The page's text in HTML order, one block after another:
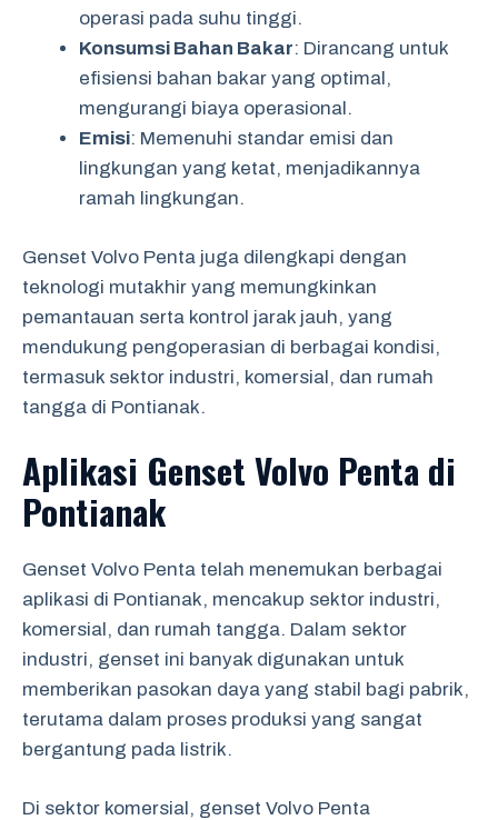
operasi pada suhu tinggi.
Konsumsi Bahan Bakar: Dirancang untuk
efisiensi bahan bakar yang optimal,
mengurangi biaya operasional.
Emisi: Memenuhi standar emisi dan
lingkungan yang ketat, menjadikannya
ramah lingkungan.
Genset Volvo Penta juga dilengkapi dengan
teknologi mutakhir yang memungkinkan
pemantauan serta kontrol jarak jauh, yang
mendukung pengoperasian di berbagai kondisi,
termasuk sektor industri, komersial, dan rumah
tangga di Pontianak.
Aplikasi Genset Volvo Penta di
Pontianak
Genset Volvo Penta telah menemukan berbagai
aplikasi di Pontianak, mencakup sektor industri,
komersial, dan rumah tangga. Dalam sektor
industri, genset ini banyak digunakan untuk
memberikan pasokan daya yang stabil bagi pabrik,
terutama dalam proses produksi yang sangat
bergantung pada listrik.
Di sektor komersial, genset Volvo Penta